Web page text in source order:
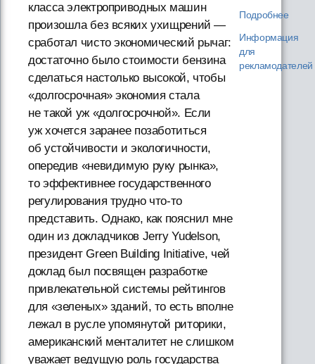
класса электроприводных машин
произошла без всяких ухищрений —
сработал чисто экономический рычаг:
достаточно было стоимости бензина
сделаться настолько высокой, чтобы
«долгосрочная» экономия стала
не такой уж «долгосрочной». Если
уж хочется заранее позаботиться
об устойчивости и экологичности,
опередив «невидимую руку рынка»,
то эффективнее государственного
регулирования трудно что-то
представить. Однако, как пояснил мне
один из докладчиков Jerry Yudelson,
президент Green Building Initiative, чей
доклад был посвящен разработке
привлекательной системы рейтингов
для «зеленых» зданий, то есть вполне
лежал в русле упомянутой риторики,
американский менталитет не слишком
уважает ведущую роль государства
Подробнее
Информация
для
рекламодателей